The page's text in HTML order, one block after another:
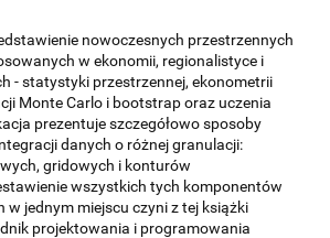
nowoczesnych przestrzennych
w ekonomii, regionalistyce i
- statystyki przestrzennej, ekonometrii
Monte Carlo i bootstrap oraz uczenia
prezentuje szczegółowo sposoby
danych o różnej granulacji:
gridowych i konturów
wszystkich tych komponentów
w jednym miejscu czyni z tej książki
projektowania i programowania